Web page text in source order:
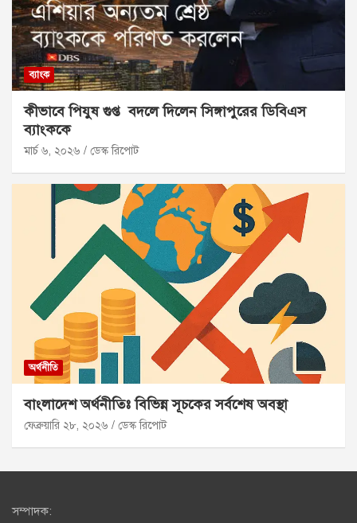
ব্যাংক
কীভাবে পিযুষ গুপ্ত বদলে দিলেন সিঙ্গাপুরের ডিবিএস
ব্যাংককে
মার্চ ৬, ২০২৬ ডেস্ক রিপোট
অর্থনীতি
বাংলাদেশ অর্থনীতিঃ বিভিন্ন সূচকের সর্বশেষ অবস্থা
ফেব্রুয়ারি ২৮, ২০২৬ ডেস্ক রিপোট
সম্পাদক: